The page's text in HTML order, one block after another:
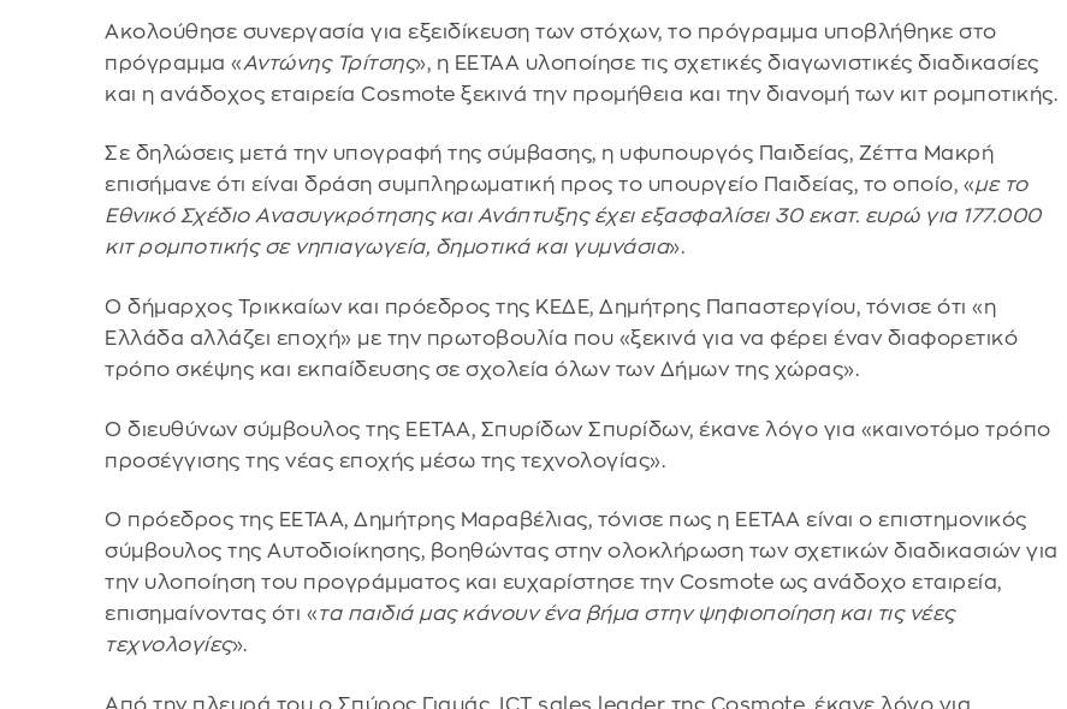
Ακολούθησε συνεργασία για εξειδίκευση των στόχων, το πρόγραμμα υποβλήθηκε στο
πρόγραμμα «Αντώνης Τρίτσης», η ΕΕΤΑΑ υλοποίησε τις σχετικές διαγωνιστικές διαδικασίες
και η ανάδοχος εταιρεία Cosmote ξεκινά την προμήθεια και την διανομή των κιτ ρομποτικής.
Σε δηλώσεις μετά την υπογραφή της σύμβασης, η υφυπουργός Παιδείας, Ζέττα Μακρή
επισήμανε ότι είναι δράση συμπληρωματική προς το υπουργείο Παιδείας, το οποίο, «με το
Εθνικό Σχέδιο Ανασυγκρότησης και Ανάπτυξης έχει εξασφαλίσει 30 εκατ. ευρώ για 177.000
κιτ ρομποτικής σε νηπιαγωγεία, δημοτικά και γυμνάσια».
Ο δήμαρχος Τρικκαίων και πρόεδρος της ΚΕΔΕ, Δημήτρης Παπαστεργίου, τόνισε ότι «η
Ελλάδα αλλάζει εποχή» με την πρωτοβουλία που «ξεκινά για να φέρει έναν διαφορετικό
τρόπο σκέψης και εκπαίδευσης σε σχολεία όλων των Δήμων της χώρας».
Ο διευθύνων σύμβουλος της ΕΕΤΑΑ, Σπυρίδων Σπυρίδων, έκανε λόγο για «καινοτόμο τρόπο
προσέγγισης της νέας εποχής μέσω της τεχνολογίας».
Ο πρόεδρος της ΕΕΤΑΑ, Δημήτρης Μαραβέλιας, τόνισε πως η ΕΕΤΑΑ είναι ο επιστημονικός
σύμβουλος της Αυτοδιοίκησης, βοηθώντας στην ολοκλήρωση των σχετικών διαδικασιών για
την υλοποίηση του προγράμματος και ευχαρίστησε την Cosmote ως ανάδοχο εταιρεία,
επισημαίνοντας ότι «τα παιδιά μας κάνουν ένα βήμα στην ψηφιοποίηση και τις νέες
τεχνολογίες».
Από την πλευρά του ο Σπύρος Γιαμάς, ICT sales leader της Cosmote, έκανε λόγο για